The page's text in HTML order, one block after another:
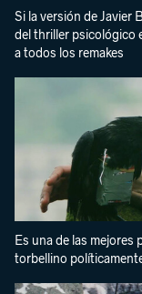
Si la versión de Javier
del thriller psicológico
a todos los remakes
Es una de las mejores
torbellino